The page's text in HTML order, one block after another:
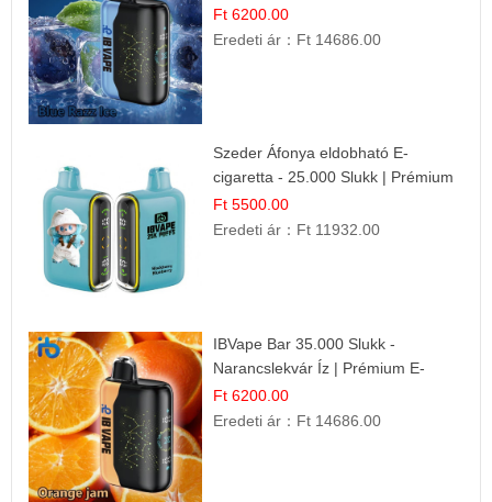
Ízélmény
Ft 6200.00
Eredeti ár： Ft 14686.00
Szeder Áfonya eldobható E-
cigaretta - 25.000 Slukk | Prémium
Gyümölcs Íz
Ft 5500.00
Eredeti ár： Ft 11932.00
IBVape Bar 35.000 Slukk -
Narancslekvár Íz | Prémium E-
cigaretta
Ft 6200.00
Eredeti ár： Ft 14686.00